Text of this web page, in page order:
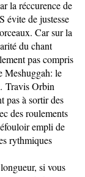
la réccurence de
évite de justesse
Car sur la
du chant
pas compris
Meshuggah: le
Travis Orbin
pas à sortir des
des roulements
empli de
rythmiques
si vous